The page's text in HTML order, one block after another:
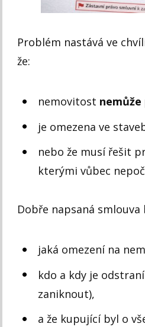
Problém nastává ve
že:
nemovitost
je omezena ve
nebo že musí řešit
kterými vůbec
Dobře napsaná
jaká omezení na
kdo a kdy je
zaniknout),
a že kupující byl o